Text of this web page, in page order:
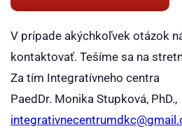
V prípade akýchkoľvek otázok
kontaktovať. Tešíme sa na
Za tím Integratívneho centra
PaedDr. Monika Stupková, PhD.,